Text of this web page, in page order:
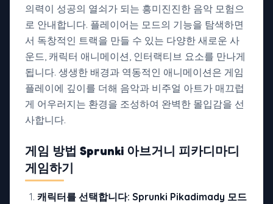
의력이 성공의 열쇠가 되는 흥미진진한 음악 모험으
로 안내합니다. 플레이어는 모드의 기능을 탐색하면
서 독창적인 트랙을 만들 수 있는 다양한 새로운 사
운드, 캐릭터 애니메이션, 인터랙티브 요소를 만나게
됩니다. 생생한 배경과 역동적인 애니메이션은 게임
플레이에 깊이를 더해 음악과 비주얼 아트가 매끄럽
게 어우러지는 환경을 조성하여 완벽한 몰입감을 선
사합니다.
게임 방법 Sprunki 아브거니 피카디마디
게임하기
캐릭터를 선택합니다: Sprunki Pikadimady 모드